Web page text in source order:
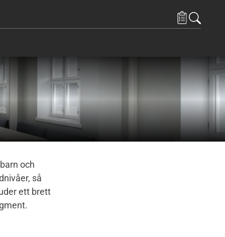
och
så
ett brett